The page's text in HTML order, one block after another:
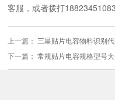
客服，或者拨打18823451083
上一篇： 三星贴片电容物料识别
下一篇：常规贴片电容规格型号